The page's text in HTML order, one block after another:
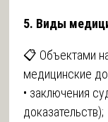
5. Виды
📋 Объектами
медицинские
• заключения
доказательств);